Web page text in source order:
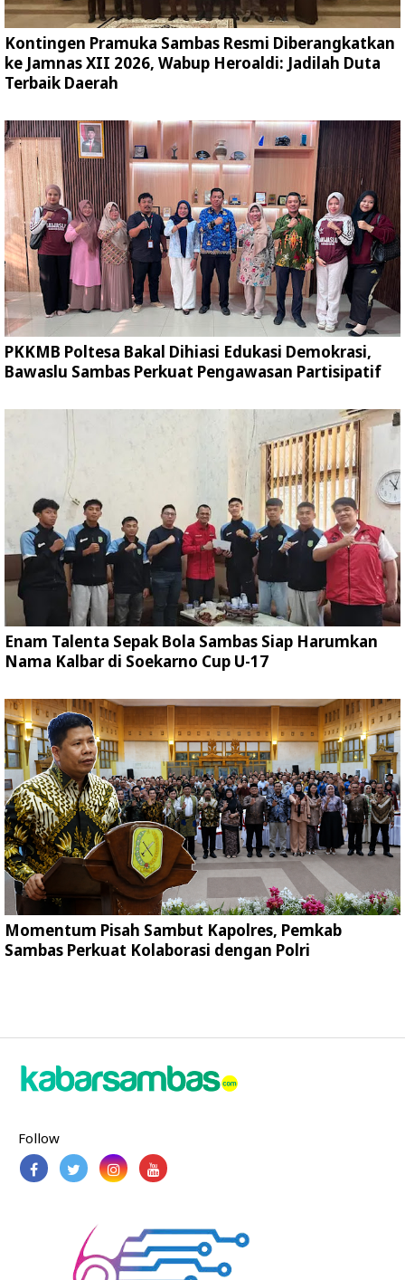
Kontingen Pramuka Sambas Resmi Diberangkatkan
ke Jamnas XII 2026, Wabup Heroaldi: Jadilah Duta
Terbaik Daerah
PKKMB Poltesa Bakal Dihiasi Edukasi Demokrasi,
Bawaslu Sambas Perkuat Pengawasan Partisipatif
Enam Talenta Sepak Bola Sambas Siap Harumkan
Nama Kalbar di Soekarno Cup U-17
Momentum Pisah Sambut Kapolres, Pemkab
Sambas Perkuat Kolaborasi dengan Polri
Follow